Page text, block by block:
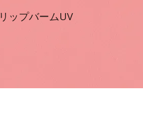
リップバームUV